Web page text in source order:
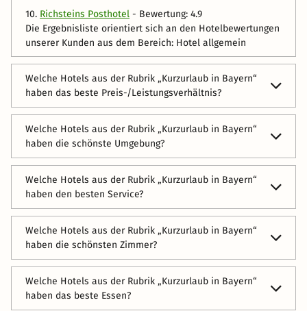
10. Richsteins Posthotel - Bewertung: 4.9
Die Ergebnisliste orientiert sich an den Hotelbewertungen
unserer Kunden aus dem Bereich: Hotel allgemein
Welche Hotels aus der Rubrik „Kurzurlaub in Bayern“
haben das beste Preis-/Leistungsverhältnis?
Geld:
1.Gesundheits- und Naturhotel AquaQuell- Bewertung: 5
2.Zum Goldenen Adler- Bewertung: 4.9
3.Hotel Amper- Bewertung: 4.9
4.Ibis Landshut City- Bewertung: 4.8
5.Vitalhotel Vier Jahreszeiten- Bewertung: 4.8
6.Müller's Landhotel- Bewertung: 4.8
7.Landgasthof zum Schwarzen Adler- Bewertung: 4.8
Welche Hotels aus der Rubrik „Kurzurlaub in Bayern“
haben die schönste Umgebung?
1.Hotel NH München Unterhaching
2.Roomingtons Kaiserhof Landshut- Bewertung: 5
3.Gesundheits- und Naturhotel AquaQuell - Bewertung: 5
4.Hotel Hubertus-Park am Königssee- Bewertung: 5
5.Hotel zur Post- Bewertung: 5
6.Fleming's Hotel München-Schwabing
Welche Hotels aus der Rubrik „Kurzurlaub in Bayern“
haben den besten Service?
Service:
1.Müller's Landhotel- Bewertung: 5
2.Landhotel Gockelwirt - Bewertung: 5
3.Gesundheitshotel Weißenstadt
Welche Hotels aus der Rubrik „Kurzurlaub in Bayern“
haben die schönsten Zimmer?
1.Schlosshotel Betzenstein
Welche Hotels aus der Rubrik „Kurzurlaub in Bayern“
haben das beste Essen?